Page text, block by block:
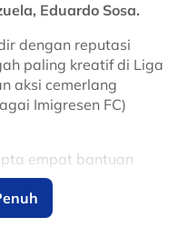
Eduardo Sosa.
dengan reputasi
paling kreatif di Liga
aksi cemerlang
Imigresen FC)
empat bantuan
pemain import
domestik.